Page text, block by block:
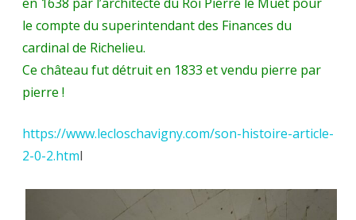
le compte du superintendant des Finances du
cardinal de Richelieu.
Ce château fut détruit en 1833 et vendu pierre par
pierre !
https://www.lecloschavigny.com/son-histoire-article-
2-0-2.html